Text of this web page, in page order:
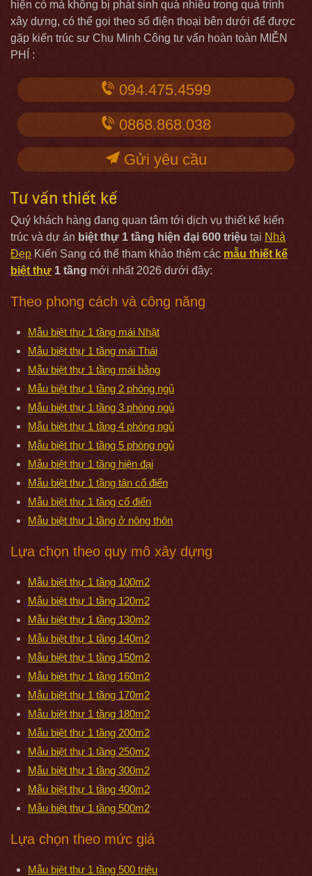
hiện có mà không bị phát sinh quá nhiều trong quá trình
xây dựng, có thể gọi theo số điện thoại bên dưới để được
gặp kiến trúc sư Chu Minh Công tư vấn hoàn toàn MIỄN
PHÍ :
094.475.4599
0868.868.038
Gửi yêu cầu
Tư vấn thiết kế
Quý khách hàng đang quan tâm tới dịch vụ thiết kế kiến
trúc và dự án biệt thự 1 tầng hiện đại 600 triệu tại Nhà
Đẹp Kiến Sang có thể tham khảo thêm các mẫu thiết kế
biệt thự 1 tầng mới nhất 2026 dưới đây:
Theo phong cách và công năng
Mẫu biệt thự 1 tầng mái Nhật
Mẫu biệt thự 1 tầng mái Thái
Mẫu biệt thự 1 tầng mái bằng
Mẫu biệt thự 1 tầng 2 phòng ngủ
Mẫu biệt thự 1 tầng 3 phòng ngủ
Mẫu biệt thự 1 tầng 4 phòng ngủ
Mẫu biệt thự 1 tầng 5 phòng ngủ
Mẫu biệt thự 1 tầng hiện đại
Mẫu biệt thự 1 tầng tân cổ điển
Mẫu biệt thự 1 tầng cổ điển
Mẫu biệt thự 1 tầng ở nông thôn
Lựa chọn theo quy mô xây dựng
Mẫu biệt thự 1 tầng 100m2
Mẫu biệt thự 1 tầng 120m2
Mẫu biệt thự 1 tầng 130m2
Mẫu biệt thự 1 tầng 140m2
Mẫu biệt thự 1 tầng 150m2
Mẫu biệt thự 1 tầng 160m2
Mẫu biệt thự 1 tầng 170m2
Mẫu biệt thự 1 tầng 180m2
Mẫu biệt thự 1 tầng 200m2
Mẫu biệt thự 1 tầng 250m2
Mẫu biệt thự 1 tầng 300m2
Mẫu biệt thự 1 tầng 400m2
Mẫu biệt thự 1 tầng 500m2
Lựa chọn theo mức giá
Mẫu biệt thự 1 tầng 500 triệu